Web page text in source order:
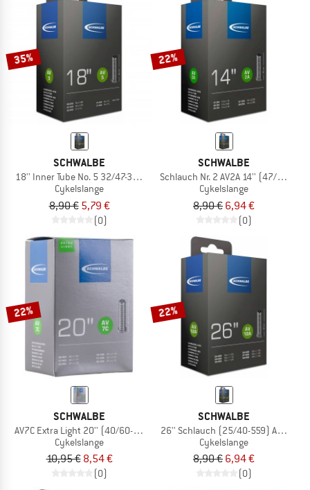
35%
SCHWALBE
18'' Inner Tube No. 5 32/47-355/400
Cykelslange
8,90 € 5,79 €
(0)
22%
SCHWALBE
Schlauch Nr. 2 AV2A 14'' (47/60-254)
Cykelslange
8,90 € 6,94 €
(0)
22%
SCHWALBE
AV7C Extra Light 20'' (40/60-406)
Cykelslange
10,95 € 8,54 €
(0)
22%
SCHWALBE
26'' Schlauch (25/40-559) AV 12A
Cykelslange
8,90 € 6,94 €
(0)